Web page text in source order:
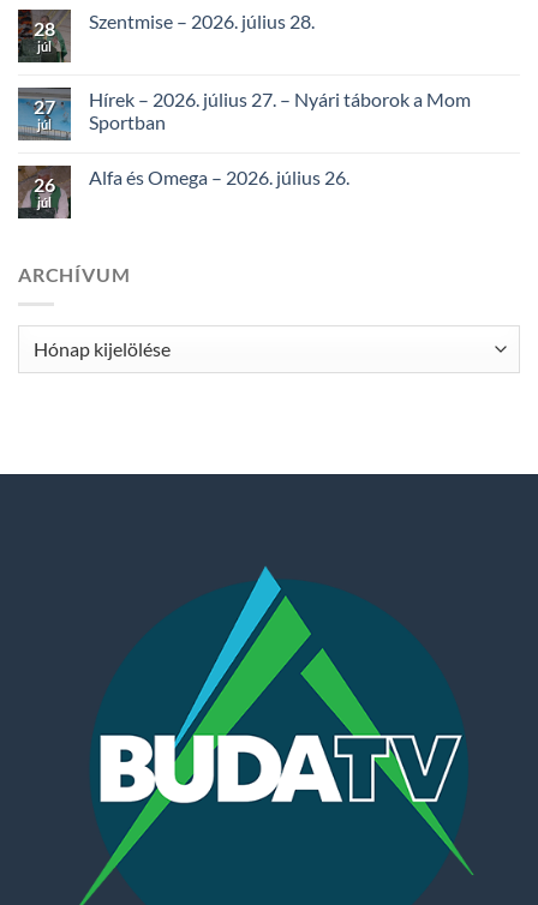
28
júl
Szentmise – 2026. július 28.
27
júl
Hírek – 2026. július 27. – Nyári táborok a Mom
Sportban
26
júl
Alfa és Omega – 2026. július 26.
ARCHÍVUM
Archívum